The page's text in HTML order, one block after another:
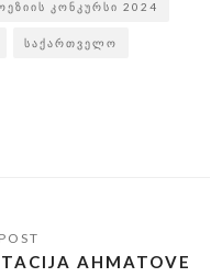
ᲙᲝᲜᲙᲣᲠᲡᲘ 2024
ᲡᲐᲥᲐᲠᲗᲕᲔᲚᲝ
AHMATOVE